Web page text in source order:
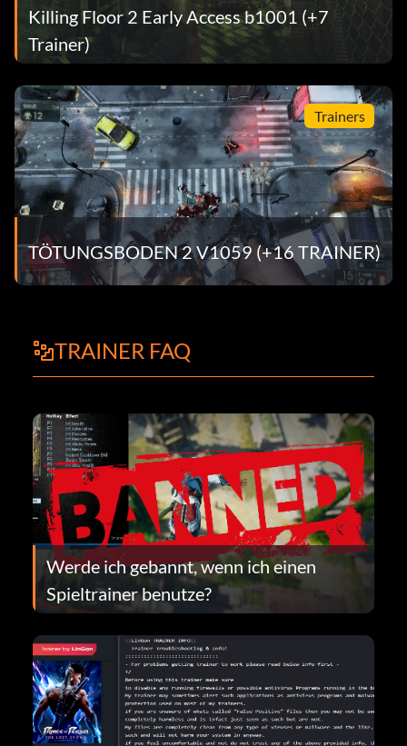
Killing Floor 2 Early Access b1001 (+7
Trainer)
Trainers
TÖTUNGSBODEN 2 V1059 (+16 TRAINER)
TRAINER FAQ
Werde ich gebannt, wenn ich einen
Spieltrainer benutze?